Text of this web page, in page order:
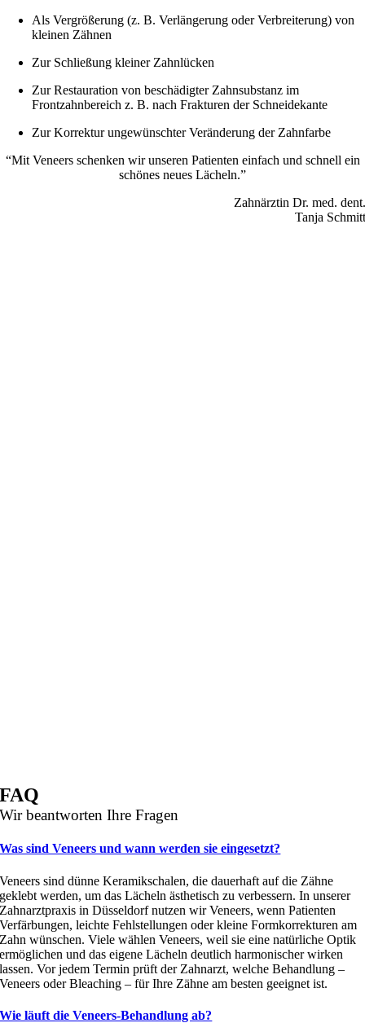
Als Vergrößerung (z. B. Verlängerung oder Verbreiterung) von
kleinen Zähnen
Zur Schließung kleiner Zahnlücken
Zur Restauration von beschädigter Zahnsubstanz im
Frontzahnbereich z. B. nach Frakturen der Schneidekante
Zur Korrektur ungewünschter Veränderung der Zahnfarbe
“Mit Veneers schenken wir unseren Patienten einfach und schnell ein
schönes neues Lächeln.”
Zahnärztin Dr. med. dent.
Tanja Schmitt
FAQ
Wir beantworten Ihre Fragen
Was sind Veneers und wann werden sie eingesetzt?
Veneers sind dünne Keramikschalen, die dauerhaft auf die Zähne
geklebt werden, um das Lächeln ästhetisch zu verbessern. In unserer
Zahnarztpraxis in Düsseldorf nutzen wir Veneers, wenn Patienten
Verfärbungen, leichte Fehlstellungen oder kleine Formkorrekturen am
Zahn wünschen. Viele wählen Veneers, weil sie eine natürliche Optik
ermöglichen und das eigene Lächeln deutlich harmonischer wirken
lassen. Vor jedem Termin prüft der Zahnarzt, welche Behandlung –
Veneers oder Bleaching – für Ihre Zähne am besten geeignet ist.
Wie läuft die Veneers-Behandlung ab?